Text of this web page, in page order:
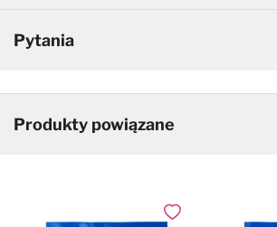
Pytania
Produkty powiązane
Dodaj do ulubionych